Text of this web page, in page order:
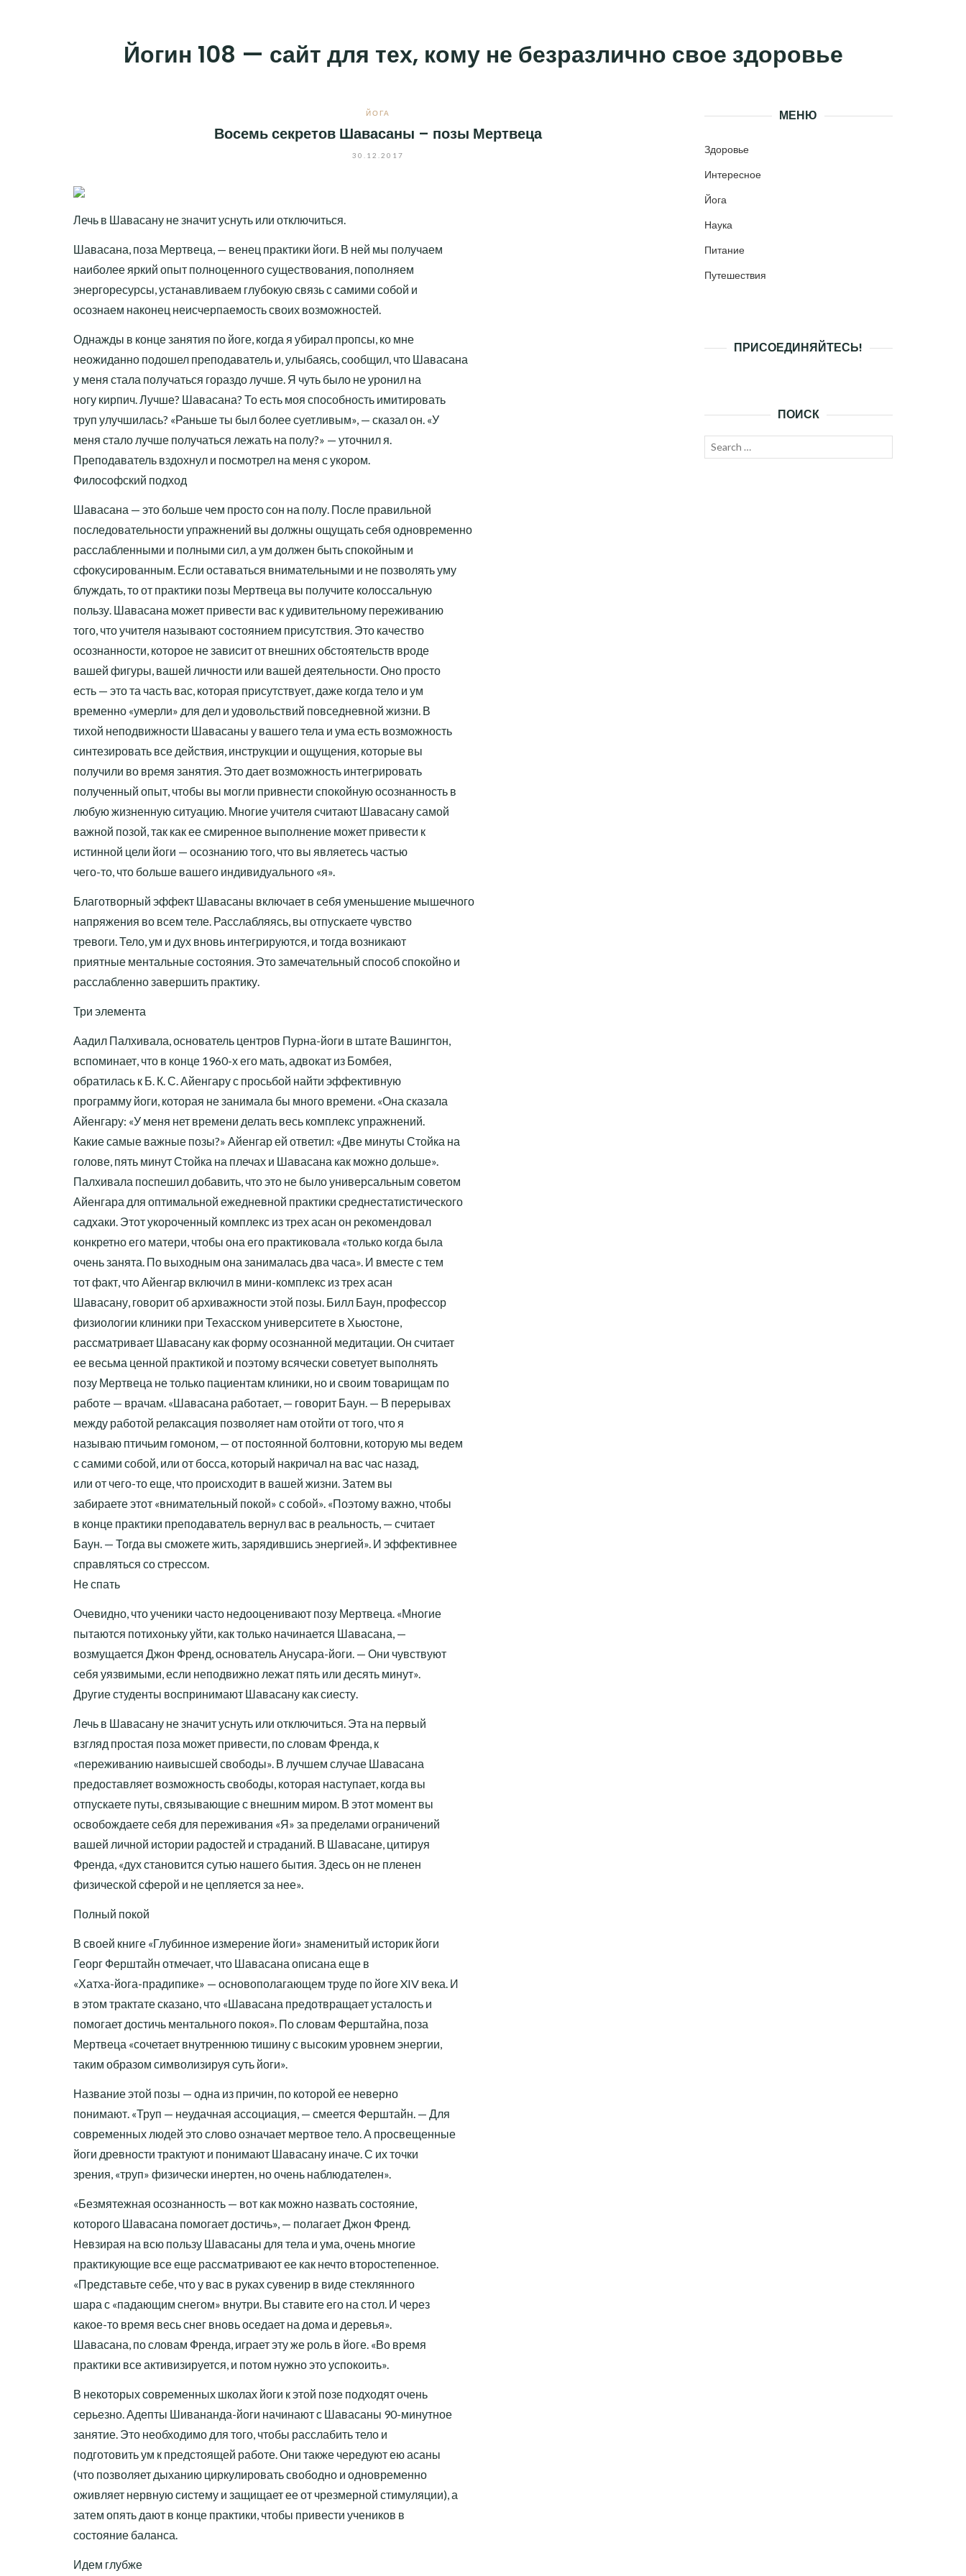
Йогин 108 — сайт для тех, кому не безразлично свое здоровье
ЙОГА
Восемь секретов Шавасаны – позы Мертвеца
30.12.2017
Лечь в Шавасану не значит уснуть или отключиться.
Шавасана, поза Мертвеца, — венец практики йоги. В ней мы получаем
наиболее яркий опыт полноценного существования, пополняем
энергоресурсы, устанавливаем глубокую связь с самими собой и
осознаем наконец неисчерпаемость своих возможностей.
Однажды в конце занятия по йоге, когда я убирал пропсы, ко мне
неожиданно подошел преподаватель и, улыбаясь, сообщил, что Шавасана
у меня стала получаться гораздо лучше. Я чуть было не уронил на
ногу кирпич. Лучше? Шавасана? То есть моя способность имитировать
труп улучшилась? «Раньше ты был более суетливым», — сказал он. «У
меня стало лучше получаться лежать на полу?» — уточнил я.
Преподаватель вздохнул и посмотрел на меня с укором.
Философский подход
Шавасана — это больше чем просто сон на полу. После правильной
последовательности упражнений вы должны ощущать себя одновременно
расслабленными и полными сил, а ум должен быть спокойным и
сфокусированным. Если оставаться внимательными и не позволять уму
блуждать, то от практики позы Мертвеца вы получите колоссальную
пользу. Шавасана может привести вас к удивительному переживанию
того, что учителя называют состоянием присутствия. Это качество
осознанности, которое не зависит от внешних обстоятельств вроде
вашей фигуры, вашей личности или вашей деятельности. Оно просто
есть — это та часть вас, которая присутствует, даже когда тело и ум
временно «умерли» для дел и удовольствий повседневной жизни. В
тихой неподвижности Шавасаны у вашего тела и ума есть возможность
синтезировать все действия, инструкции и ощущения, которые вы
получили во время занятия. Это дает возможность интегрировать
полученный опыт, чтобы вы могли привнести спокойную осознанность в
любую жизненную ситуацию. Многие учителя считают Шавасану самой
важной позой, так как ее смиренное выполнение может привести к
истинной цели йоги — осознанию того, что вы являетесь частью
чего-то, что больше вашего индивидуального «я».
Благотворный эффект Шавасаны включает в себя уменьшение мышечного
напряжения во всем теле. Расслабляясь, вы отпускаете чувст­во
тревоги. Тело, ум и дух вновь интегрируются, и тогда возникают
приятные ментальные состояния. Это замечательный способ спокойно и
расслабленно завершить практику.
Три элемента
Аадил Палхивала, основатель центров Пурна-йоги в штате Вашингтон,
вспоминает, что в конце 1960-х его мать, адвокат из Бомбея,
обратилась к Б. К. С. Айенгару с просьбой найти эффективную
программу йоги, которая не занимала бы много времени. «Она сказала
Айенгару: «У меня нет времени делать весь комплекс упражнений.
Какие самые важные позы?» Айенгар ей ответил: «Две минуты Стойка на
голове, пять минут Стойка на плечах и Шавасана как можно дольше».
Палхивала поспешил добавить, что это не было универсальным советом
Айенгара для оптимальной ежедневной практики среднестатистического
садхаки. Этот укороченный комплекс из трех асан он рекомендовал
конкретно его матери, чтобы она его практиковала «только когда была
очень занята. По выходным она занималась два часа». И вместе с тем
тот факт, что Айенгар включил в мини-комплекс из трех асан
Шавасану, говорит об архиважности этой позы. Билл Баун, профессор
физиологии клиники при Техасском университете в Хьюстоне,
рассматривает Шавасану как форму осознанной медитации. Он считает
ее весьма ценной практикой и поэтому всячески советует выполнять
позу Мертвеца не только пациентам клиники, но и своим товарищам по
работе — врачам. «Шавасана работает, — говорит Баун. — В перерывах
между работой релаксация позволяет нам отойти от того, что я
называю птичьим гомоном, — от постоянной болтовни, которую мы ведем
с самими собой, или от босса, который накричал на вас час назад,
или от чего-то еще, что происходит в вашей жизни. Затем вы
забираете этот «внимательный покой» с собой». «Поэтому важно, чтобы
в конце практики преподаватель вернул вас в реальность, — считает
Баун. — Тогда вы сможете жить, зарядившись энергией». И эффективнее
справляться со стрессом.
Не спать
Очевидно, что ученики часто недооценивают позу Мертвеца. «Многие
пытаются потихоньку уйти, как только начинается Шавасана, —
возмущается Джон Френд, основатель Анусара-йоги. — Они чувствуют
себя уязвимыми, если неподвижно лежат пять или десять минут».
Другие студенты воспринимают Шавасану как сиесту.
Лечь в Шавасану не значит уснуть или отключиться. Эта на первый
взгляд простая поза может привести, по словам Френда, к
«переживанию наивысшей свободы». В лучшем случае Шавасана
предоставляет возможность свободы, которая наступает, когда вы
отпускаете путы, связывающие с внешним миром. В этот момент вы
освобождаете себя для переживания «Я» за пределами ограничений
вашей личной истории радостей и страданий. В Шавасане, цитируя
Френда, «дух становится сутью нашего бытия. Здесь он не пленен
физической сферой и не цепляется за нее».
Полный покой
В своей книге «Глубинное измерение йоги» знаменитый историк йоги
Георг Ферштайн отмечает, что Шавасана описана еще в
«Хатха-йога-прадипике» — основополагающем труде по йоге XIV века. И
в этом трактате сказано, что «Шавасана предотвращает усталость и
помогает достичь ментального покоя». По словам Ферштайна, поза
Мертвеца «сочетает внутреннюю тишину с высоким уровнем энергии,
таким образом символизируя суть йоги».
Название этой позы — одна из причин, по которой ее неверно
понимают. «Труп — неудачная ассоциация, — смеется Ферштайн. — Для
современных людей это слово означает мертвое тело. А просвещенные
йоги древности трактуют и понимают Шавасану иначе. С их точки
зрения, «труп» физически инертен, но очень наблюдателен».
«Безмятежная осознанность — вот как можно назвать состояние,
которого Шавасана помогает достичь», — полагает Джон Френд.
Невзирая на всю пользу Шавасаны для тела и ума, очень многие
практикующие все еще рассматривают ее как нечто второстепенное.
«Представьте себе, что у вас в руках сувенир в виде стеклянного
шара с «падающим снегом» внутри. Вы ставите его на стол. И через
какое-то время весь снег вновь оседает на дома и деревья».
Шавасана, по словам Френда, играет эту же роль в йоге. «Во время
практики все активизируется, и потом нужно это успокоить».
В некоторых современных школах йоги к этой позе подходят очень
серьезно. Адепты Шивананда-йоги начинают с Шавасаны 90-минутное
занятие. Это необходимо для того, чтобы расслабить тело и
подготовить ум к предстоящей работе. Они также чередуют ею асаны
(что позволяет дыханию циркулировать свободно и одновременно
оживляет нервную систему и защищает ее от чрезмерной стимуляции), а
затем опять дают в конце практики, чтобы привести учеников в
состояние баланса.
Идем глубже
МЕНЮ
Здоровье
Интересное
Йога
Наука
Питание
Путешествия
ПРИСОЕДИНЯЙТЕСЬ!
ПОИСК
Search